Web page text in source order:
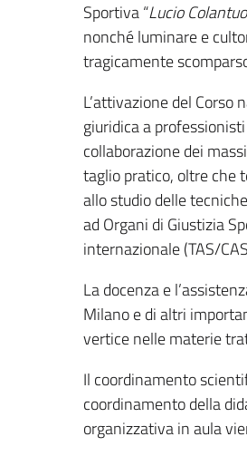
Sportiva “Lucio
nonché luminare e
tragicamente
L’attivazione del Corso
giuridica a
collaborazione dei
taglio pratico, oltre che
allo studio delle
ad Organi di Giustizia
internazionale (TAS/
La docenza e
Milano e di altri
vertice nelle materie
Il coordinamento
coordinamento della
organizzativa in aula